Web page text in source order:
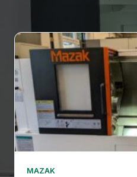
MAZAK